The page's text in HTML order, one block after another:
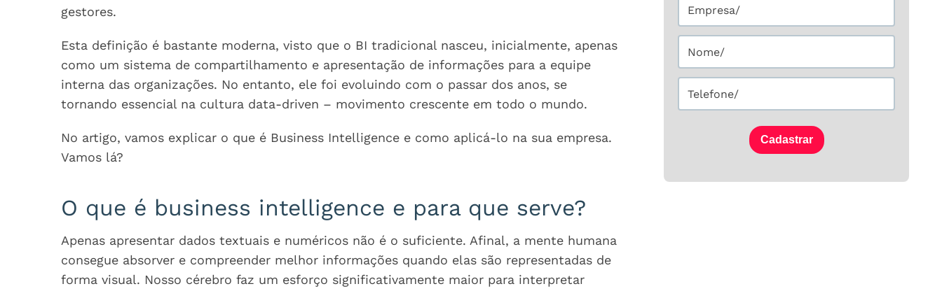
gestores.
Esta definição é bastante moderna, visto que o BI tradicional nasceu, inicialmente, apenas
como um sistema de compartilhamento e apresentação de informações para a equipe
interna das organizações. No entanto, ele foi evoluindo com o passar dos anos, se
tornando essencial na cultura data-driven – movimento crescente em todo o mundo.
No artigo, vamos explicar o que é Business Intelligence e como aplicá-lo na sua empresa.
Vamos lá?
O que é business intelligence e para que serve?
Apenas apresentar dados textuais e numéricos não é o suficiente. Afinal, a mente humana
consegue absorver e compreender melhor informações quando elas são representadas de
forma visual. Nosso cérebro faz um esforço significativamente maior para interpretar
Cadastrar